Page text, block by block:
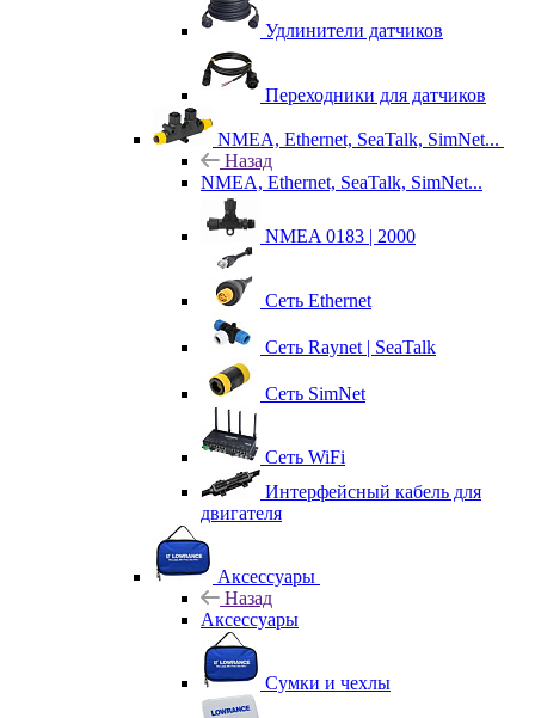
Удлинители датчиков
Переходники для датчиков
NMEA, Ethernet, SeaTalk, SimNet...
Назад
NMEA, Ethernet, SeaTalk, SimNet...
NMEA 0183 | 2000
Сеть Ethernet
Сеть Raynet | SeaTalk
Сеть SimNet
Сеть WiFi
Интерфейсный кабель для
двигателя
Аксессуары
Назад
Аксессуары
Сумки и чехлы